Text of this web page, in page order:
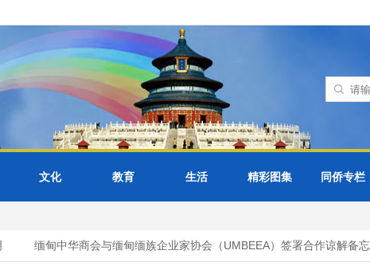
文化 教育 生活 精彩图集 同侨专栏
缅甸中华商会与缅甸缅族企业家协会（UMBEEA）签署合作谅解备忘录